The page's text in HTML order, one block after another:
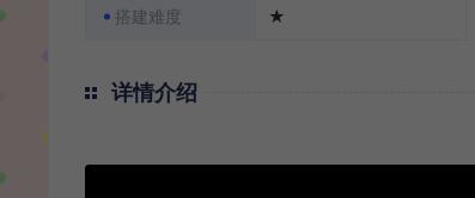
搭建难度 ★
详情介绍